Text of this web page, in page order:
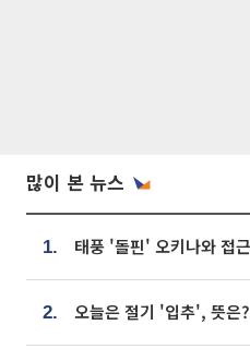
많이 본 뉴스
1.
2. 오늘은 절기 '입추', 뜻은?